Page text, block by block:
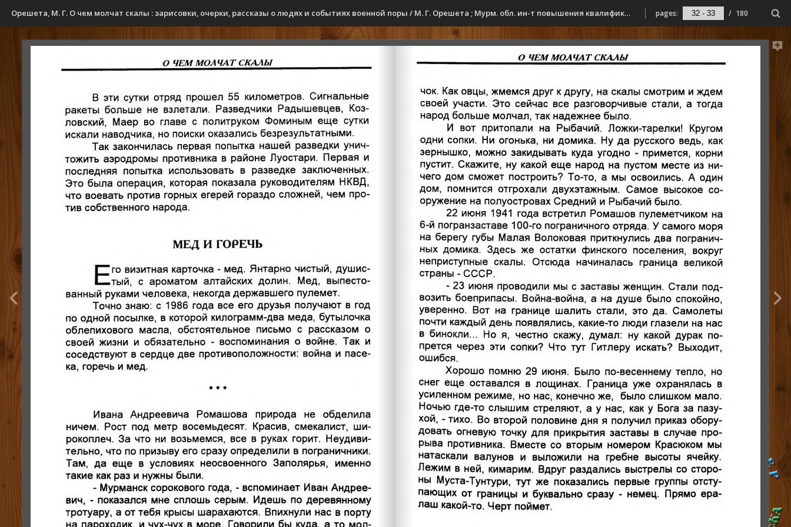
Орешета, М. Г. О чем молчат скалы : зарисовки, очерки, рассказы о людях и событиях военной поры / М. Г. Орешета ; Мурм. обл. ин-т повышения квалификации работников образования. – Мурманск : Мурманский областной институт повышения квалификации работников образования, 1998. – 169, [5] с. : ил. pages: / 180